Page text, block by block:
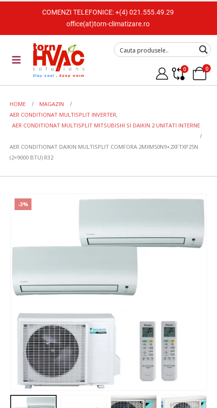
COMENZI TELEFONICE:+(4) 021.555.49.29
office(at)torn-climatizare.ro
0 0
HOME
MAGAZIN
AER CONDITIONAT MULTISPLIT INVERTER,
AER CONDITIONAT MULTISPLIT MITSUBISHI SI DAIKIN 2 UNITATI INTERNE
AER CONDITIONAT DAIKIN MULTISPLIT COMFORA 2MXM50N9+2XFTXP25N
(2×9000 BTU) R32
-3%